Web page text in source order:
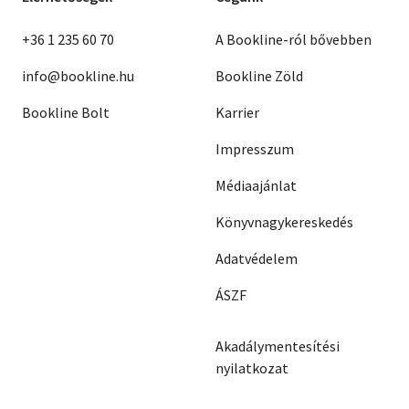
+36 1 235 60 70
info@bookline.hu
Bookline Bolt
A Bookline-ról bővebben
Bookline Zöld
Karrier
Impresszum
Médiaajánlat
Könyvnagykereskedés
Adatvédelem
ÁSZF
Akadálymentesítési
nyilatkozat